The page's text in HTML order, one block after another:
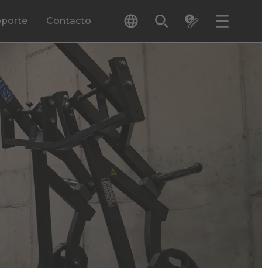
Contacto